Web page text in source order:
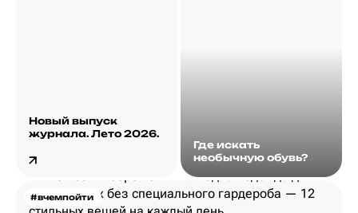
Новый выпуск
журнала. Лето 2026.
Где искать
необычную обувь?
#вчемпойти